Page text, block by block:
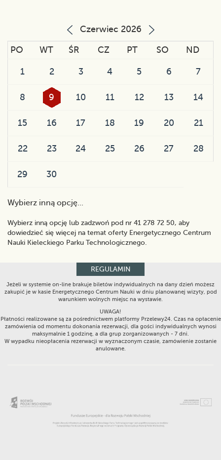
Czerwiec 2026
PO WT ŚR CZ PT SO ND
1 2 3 4 5 6 7
8 9 10 11 12 13 14
15 16 17 18 19 20 21
22 23 24 25 26 27 28
29 30
Wybierz inną opcję...
Wybierz inną opcję lub zadzwoń pod nr 41 278 72 50, aby
dowiedzieć się więcej na temat oferty Energetycznego Centrum
Nauki Kieleckiego Parku Technologicznego.
REGULAMIN
Jeżeli w systemie on-line brakuje biletów indywidualnych na dany dzień możesz
zakupić je w kasie Energetycznego Centrum Nauki w dniu planowanej wizyty, pod
warunkiem wolnych miejsc na wystawie.
UWAGA!
Płatności realizowane są za pośrednictwem platformy Przelewy24. Czas na opłacenie
zamówienia od momentu dokonania rezerwacji, dla gości indywidualnych wynosi
maksymalnie 1 godzinę, a dla grup zorganizowanych - 7 dni.
W wypadku nieopłacenia rezerwacji w wyznaczonym czasie, zamówienie zostanie
anulowane.